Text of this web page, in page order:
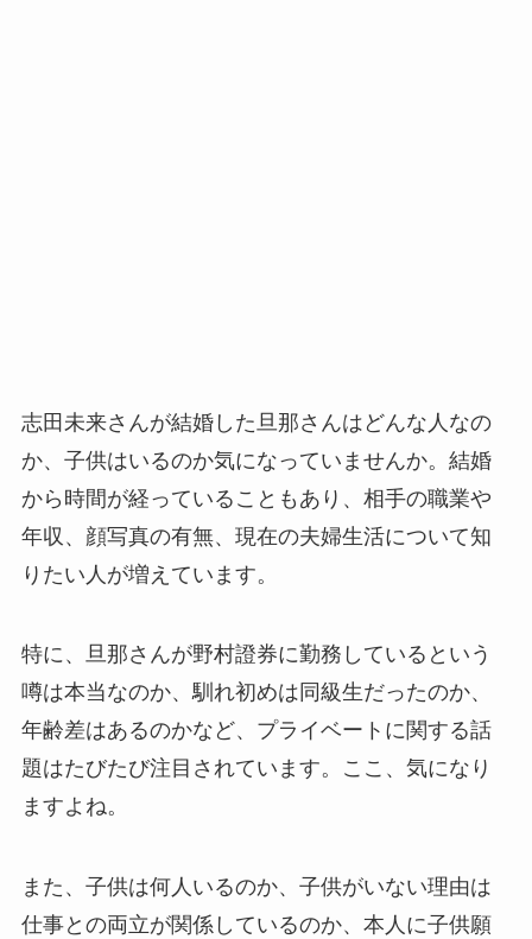
志田未来さんが結婚した旦那さんはどんな人なの
か、子供はいるのか気になっていませんか。結婚
から時間が経っていることもあり、相手の職業や
年収、顔写真の有無、現在の夫婦生活について知
りたい人が増えています。
特に、旦那さんが野村證券に勤務しているという
噂は本当なのか、馴れ初めは同級生だったのか、
年齢差はあるのかなど、プライベートに関する話
題はたびたび注目されています。ここ、気になり
ますよね。
また、子供は何人いるのか、子供がいない理由は
仕事との両立が関係しているのか、本人に子供願